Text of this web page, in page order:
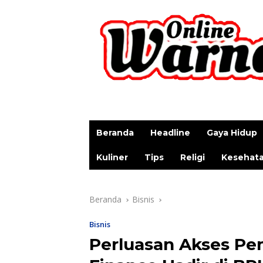
Beranda Headline Gaya Hidup
Kuliner Tips Religi
Beranda Bisnis
Bisnis
Perluasan Akses